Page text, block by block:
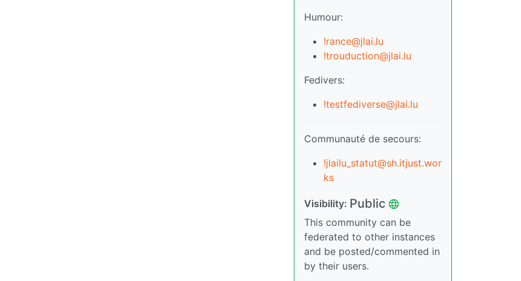
Humour:
!rance@jlai.lu
!trouduction@jlai.lu
Fedivers:
!testfediverse@jlai.lu
Communauté de secours:
!jlailu_statut@sh.itjust.wor
ks
Visibility: Public
This community can be
federated to other instances
and be posted/commented in
by their users.